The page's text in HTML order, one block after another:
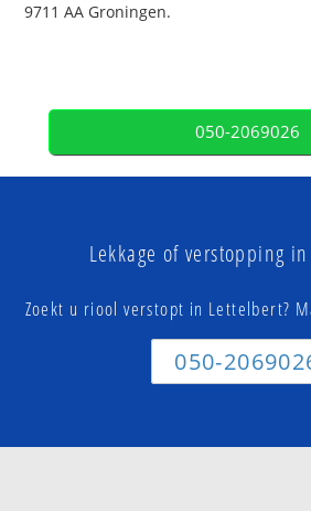
9711 AA Groningen.
050-2069026
Lekkage of verstopping
Zoekt u riool verstopt in Lettelbert?
050-